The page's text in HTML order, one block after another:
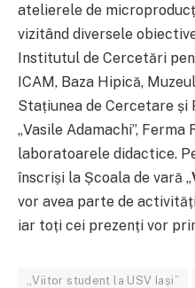
atelierele de
vizitând diversele
Institutul de Cercetări
ICAM, Baza Hipică,
Stațiunea de Cercetare
„Vasile Adamachi”, Ferma
laboratoarele didactice.
înscriși la Școala de vară „
vor avea parte de
iar toți cei prezenți vor
„Viitor student la USV Iași”